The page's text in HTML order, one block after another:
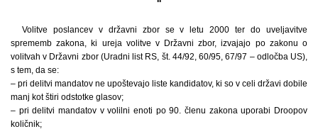
Volitve poslancev v državni zbor se v letu 2000 ter do uveljavitve
sprememb zakona, ki ureja volitve v Državni zbor, izvajajo po zakonu o
volitvah v Državni zbor (Uradni list RS, št. 44/92, 60/95, 67/97 – odločba US),
s tem, da se:
– pri delitvi mandatov ne upoštevajo liste kandidatov, ki so v celi državi dobile
manj kot štiri odstotke glasov;
– pri delitvi mandatov v volilni enoti po 90. členu zakona uporabi Droopov
količnik;